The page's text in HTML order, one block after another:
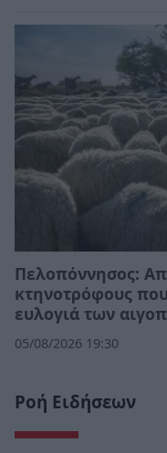
Πελοπόννησος:
κτηνοτρόφους
ευλογιά των
05/08/2026 19:30
Ροή Ειδήσεων